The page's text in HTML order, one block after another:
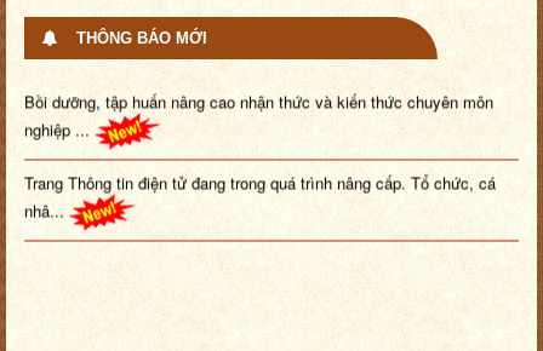
THÔNG BÁO MỚI
Bồi dưỡng, tập huấn nâng cao nhận thức và kiến thức chuyên môn
nghiệp ...
Trang Thông tin điện tử đang trong quá trình nâng cấp. Tổ chức, cá
nhâ...